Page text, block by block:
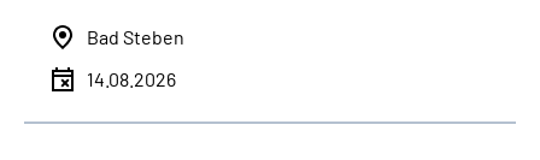
Bad Steben
14.08.2026